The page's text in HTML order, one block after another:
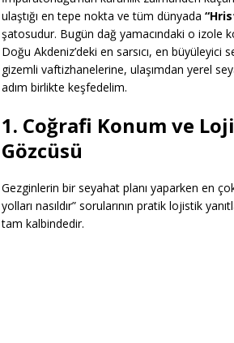
ulaştığı en tepe nokta ve tüm dünyada
şatosudur. Bugün dağ yamacındaki o izole
Doğu Akdeniz’deki en sarsıcı, en büyüleyici
gizemli vaftizhanelerine, ulaşımdan yerel
adım birlikte keşfedelim.
1. Coğrafi Konum ve
Gözcüsü
Gezginlerin bir seyahat planı yaparken en
yolları nasıldır” sorularının pratik lojistik
tam kalbindedir.